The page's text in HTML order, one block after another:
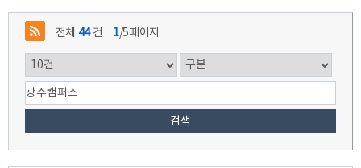
전체 44건 1/5페이지
검색